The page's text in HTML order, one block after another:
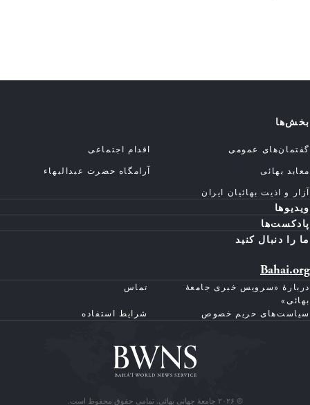
بخش‌ها
گفتمان‌های عمومی
اقدام اجتماعی
معابد بهائی
آرامگاه حضرت عبدالبهاء
آزار و اذیت بهائیان ایران
ویدیوها
پادکست‌ها
ما را دنبال کنید
Bahai.org
دربارهٔ «سرویس خبری جامعهٔ
بهائی»
تماس
سیاست‌های حریم خصوص شرایط استفاده
© ۲۰۲۶ جامعهٔ جهانی بهائی. تمامی حقوق محفوظ است.